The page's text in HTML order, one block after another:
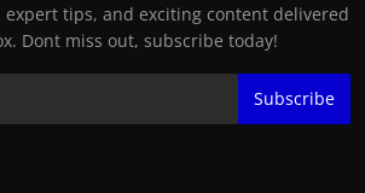
tips, and exciting content delivered
Dont miss out, subscribe today!
Subscribe